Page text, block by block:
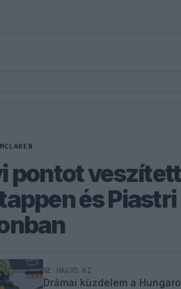
MCLAREN
pontot
és
NE HAGYD KI
Drámai küzdelem a